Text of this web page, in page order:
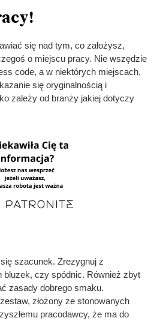
się nad tym, co założysz,
o miejscu pracy. Nie wszędzie
code, a w niektórych miejscach,
się oryginalnością i
zależy od branży jakiej dotyczy
szacunek. Zrezygnuj z
bluzek, czy spódnic. Również zbyt
zasady dobrego smaku.
złożony ze stonowanych
pracodawcy, że ma do